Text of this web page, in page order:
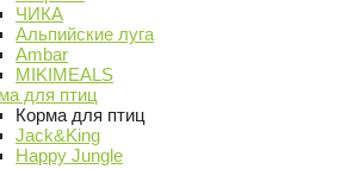
ЧИКА
Альпийские луга
Ambar
MIKIMEALS
для птиц
Корма для птиц
Jack&King
Happy Jungle